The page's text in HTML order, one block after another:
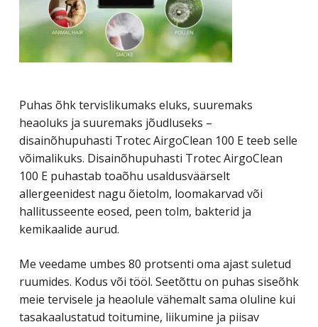
Puhas õhk tervislikumaks eluks, suuremaks
heaoluks ja suuremaks jõudluseks –
disainõhupuhasti Trotec AirgoClean 100 E teeb selle
võimalikuks. Disainõhupuhasti Trotec AirgoClean
100 E puhastab toaõhu usaldusväärselt
allergeenidest nagu õietolm, loomakarvad või
hallitusseente eosed, peen tolm, bakterid ja
kemikaalide aurud.
Me veedame umbes 80 protsenti oma ajast suletud
ruumides. Kodus või tööl. Seetõttu on puhas siseõhk
meie tervisele ja heaolule vähemalt sama oluline kui
tasakaalustatud toitumine, liikumine ja piisav